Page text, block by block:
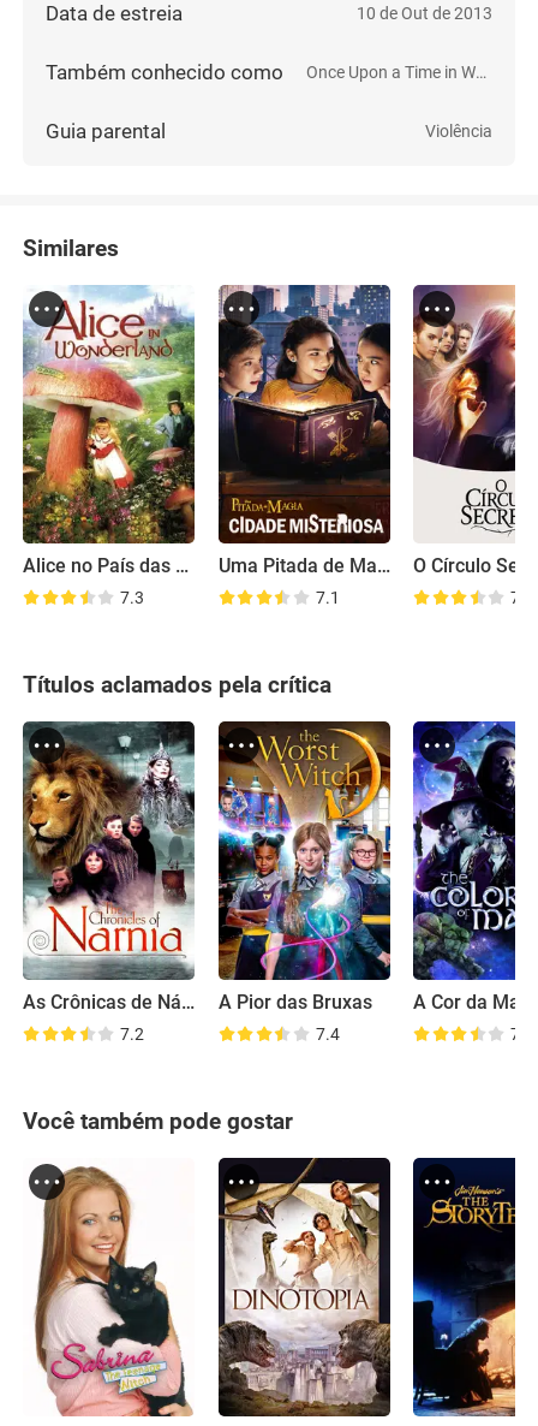
Data de estreia 10 de Out de 2013
Também conhecido como Once Upon a Time in Wonderland
Guia parental Violência
Similares
Alice no País das Maravilhas
7.3
Uma Pitada de Magia: Cidade Misteriosa
7.1
O Círculo
7.3
Títulos aclamados pela crítica
As Crônicas de Nárnia: O Leão, a Feiticeira e o Guarda-Roupa
7.2
A Pior das Bruxas
7.4
A Cor da
7.0
Você também pode gostar